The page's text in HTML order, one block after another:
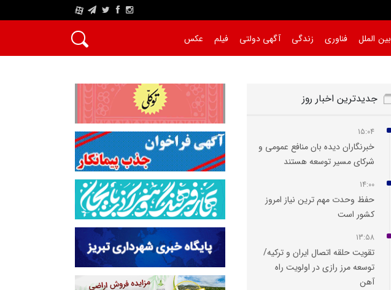
A
بین الملل فناوری زندگی آگهی دولتی فیلم عکس
جدیدترین اخبار روز
15:04
خبرنگاران دیده‌ بان منافع عمومی و
شرکای مسیر توسعه هستند
14:00
حفظ وحدت مهم‌ ترین نیاز امروز
کشور است
13:58
تقویت حلقه اتصال ایران و ترکیه/
توسعه مرز رازی در اولویت راه‌
آهن